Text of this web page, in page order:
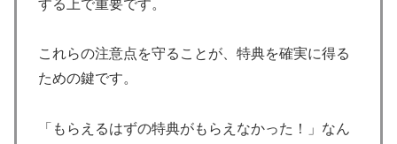
する上で重要です。
これらの注意点を守ることが、特典を確実に得る
ための鍵です。
「もらえるはずの特典がもらえなかった！」なん